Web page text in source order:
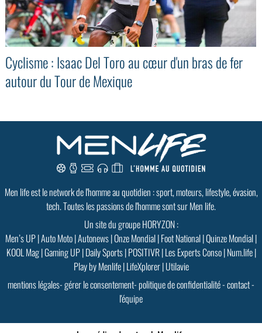
GoodMood #15
Cyclisme : Isaac Del Toro au cœur d'un bras de fer
autour du Tour de Mexique
Men life est le network de l'homme au quotidien : sport, moteurs, lifestyle, évasion,
tech. Toutes les passions de l'homme sont sur Men life.
Un site du groupe HORYZON :
Men’s UP|Auto Moto|Autonews|Onze Mondial|Foot National|Quinze Mondial|
KOOL Mag|Gaming UP|Daily Sports|POSITIVR|Les Experts Conso|Num.life|
Play by Menlife|LifeXplorer|Utilavie
mentions légales-gérer le consentement-politique de confidentialité-contact-
l'équipe